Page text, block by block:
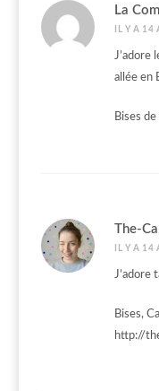
La
IL Y A 14
J’adore
allée en
Bises
The-
IL Y A 14
J’adore
Bises,
http://